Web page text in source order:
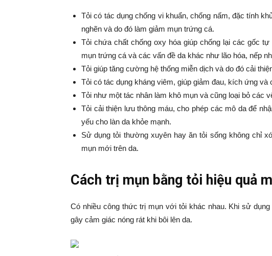
Tỏi có tác dụng chống vi khuẩn, chống nấm, đặc tính
nghẽn và do đó làm giảm mụn trứng cá.
Tỏi chứa chất chống oxy hóa giúp chống lại các gốc
mụn trứng cá và các vấn đề da khác như lão hóa, nếp
Tỏi giúp tăng cường hệ thống miễn dịch và do đó cải
Tỏi có tác dụng kháng viêm, giúp giảm đau, kích ứng và
Tỏi như một tác nhân làm khô mụn và cũng loại bỏ các
Tỏi cải thiện lưu thông máu, cho phép các mô da để
yếu cho làn da khỏe mạnh.
Sử dụng tỏi thường xuyên hay ăn tỏi sống không chỉ
mụn mới trên da.
Cách trị mụn bằng tỏi hiệu quả
Có nhiều công thức trị mụn với tỏi khác nhau. Khi sử
gây cảm giác nóng rát khi bôi lên da.